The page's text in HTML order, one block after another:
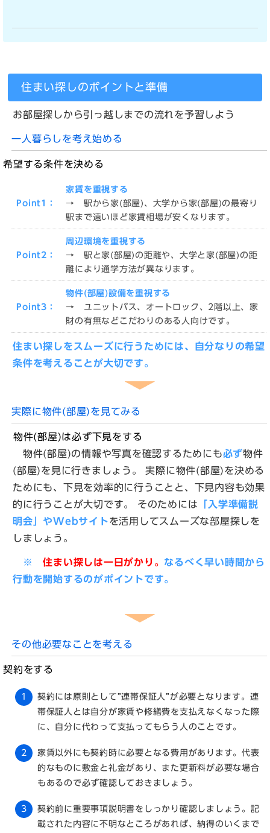
住まい探しのポイントと準備
お部屋探しから引っ越しまでの流れを予習しよう
一人暮らしを考え始める
希望する条件を決める
Point1：
家賃を重視する
→ 駅から家(部屋)、大学から家(部屋)の最寄り
駅まで遠いほど家賃相場が安くなります。
Point2：
周辺環境を重視する
→ 駅と家(部屋)の距離や、大学と家(部屋)の距
離により通学方法が異なります。
Point3：
物件(部屋)設備を重視する
→ ユニットバス、オートロック、2階以上、家
財の有無などこだわりのある人向けです。
住まい探しをスムーズに行うためには、自分なりの希望
条件を考えることが大切です。
実際に物件(部屋)を見てみる
物件(部屋)は必ず下見をする
物件(部屋)の情報や写真を確認するためにも必ず物件
(部屋)を見に行きましょう。 実際に物件(部屋)を決める
ためにも、下見を効率的に行うことと、下見内容も効果
的に行うことが大切です。 そのためには 「入学準備説
明会」やWebサイトを活用してスムーズな部屋探しを
しましょう。
※住まい探しは一日がかり。 なるべく早い時間から
行動を開始するのがポイントです。
その他必要なことを考える
契約をする
契約には原則として”連帯保証人”が必要となります。連
帯保証人とは自分が家賃や修繕費を支払えなくなった際
に、自分に代わって支払ってもらう人のことです。
家賃以外にも契約時に必要となる費用があります。代表
的なものに敷金と礼金があり、また更新料が必要な場合
もあるので必ず確認しておきましょう。
契約前に重要事項説明書をしっかり確認しましょう。記
載された内容に不明なところがあれば、納得のいくまで